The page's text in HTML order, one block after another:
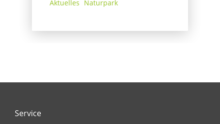
Aktuelles Naturpark
Service